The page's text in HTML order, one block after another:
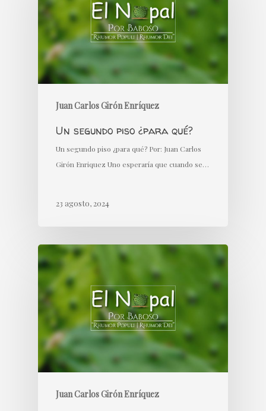
Juan Carlos Girón Enríquez
Un segundo piso ¿para qué?
Un segundo piso ¿para qué? Por: Juan Carlos
Girón Enriquez Uno esperaría que cuando se…
23 agosto, 2024
Juan Carlos Girón Enríquez